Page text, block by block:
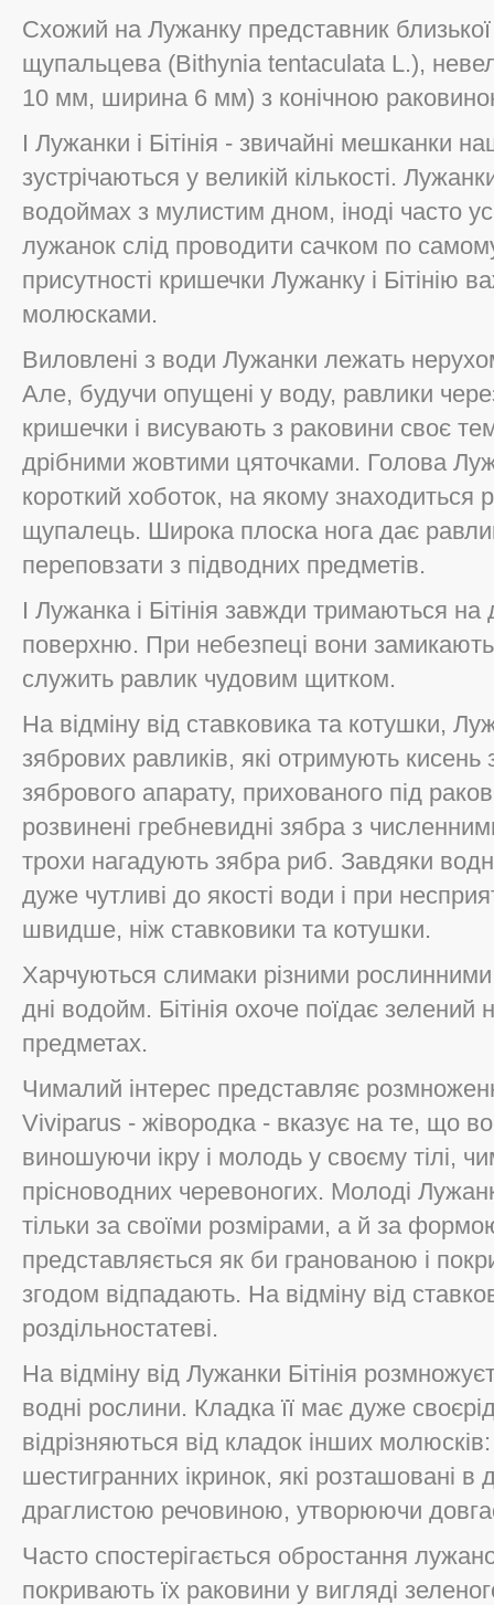
Схожий на Лужанку представник
щупальцева (Bithynia tentaculata L.),
10 мм, ширина 6 мм) з конічною
І Лужанки і Бітінія - звичайні мешканки
зустрічаються у великій кількості.
водоймах з мулистим дном, іноді часто
лужанок слід проводити сачком по
присутності кришечки Лужанку і Бітінію
молюсками.
Виловлені з води Лужанки лежать
Але, будучи опущені у воду, равлики
кришечки і висувають з раковини своє
дрібними жовтими цяточками. Голова
короткий хоботок, на якому знаходиться
щупалець. Широка плоска нога дає
переповзати з підводних предметів.
І Лужанка і Бітінія завжди тримаються
поверхню. При небезпеці вони
служить равлик чудовим щитком.
На відміну від ставковика та котушки,
зябрових равликів, які отримують
зябрового апарату, прихованого під
розвинені гребневидні зябра з
трохи нагадують зябра риб. Завдяки
дуже чутливі до якості води і при
швидше, ніж ставковики та котушки.
Харчуються слимаки різними
дні водойм. Бітінія охоче поїдає зелений
предметах.
Чималий інтерес представляє
Viviparus - жівородка - вказує на те, що
виношуючи ікру і молодь у своєму тілі,
прісноводних черевоногих. Молоді
тільки за своїми розмірами, а й за
представляється як би гранованою і
згодом відпадають. На відміну від
роздільностатеві.
На відміну від Лужанки Бітінія
водні рослини. Кладка її має дуже
відрізняються від кладок інших
шестигранних ікринок, які розташовані в
драглистою речовиною, утворюючи
Часто спостерігається обростання
покривають їх раковини у вигляді